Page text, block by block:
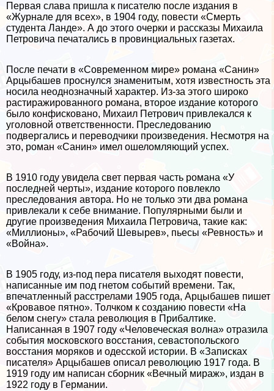
Первая слава пришла к писателю после издания в
«Журнале для всех», в 1904 году, повести «Cмepть
студента Ланде». А до этого очерки и рассказы Михаила
Петровича печатались в провинциальных газетах.
После печати в «Современном мире» романа «Санин»
Арцыбашев проснулся знаменитым, хотя известность эта
носила неоднозначный хаpaктер. Из-за этого широко
растиражированного романа, второе издание которого
было конфисковано, Михаил Петрович привлекался к
уголовной ответственности. Преследованию
подвергались и переводчики произведения. Несмотря на
это, роман «Санин» имел ошеломляющий успех.
В 1910 году увидела свет первая часть романа «У
последней черты», издание которого повлекло
преследования автора. Но не только эти два романа
привлекали к себе внимание. Популярными были и
другие произведения Михаила Петровича, такие как:
«Миллионы», «Рабочий Шевырев», пьесы «Ревность» и
«Война».
В 1905 году, из-под пера писателя выходят повести,
написанные им под гнетом событий времени. Так,
впечатленный расстрелами 1905 года, Арцыбашев пишет
«Кровавое пятно». Толчком к созданию повести «На
белом снегу» стала революция в Прибалтике.
Написанная в 1907 году «Человеческая волна» отразила
события московского восстания, севастопольского
восстания моряков и одесской истории. В «Записках
писателя» Арцыбашев описал революцию 1917 года. В
1919 году им написан сборник «Вечный мираж», издан в
1922 году в Германии.